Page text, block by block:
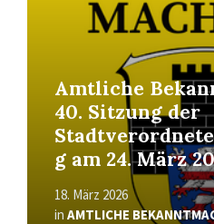
Amtliche
40. Sitzung der
g am 24. März
18. März 2026
in AMTLICHE